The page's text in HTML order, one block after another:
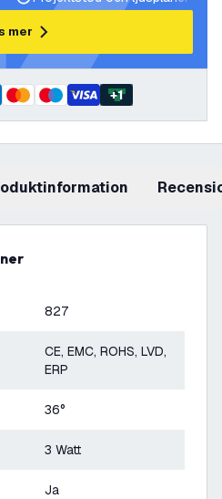
mer
+1
827
CE, EMC, ROHS, LVD,
ERP
36°
3 Watt
Ja